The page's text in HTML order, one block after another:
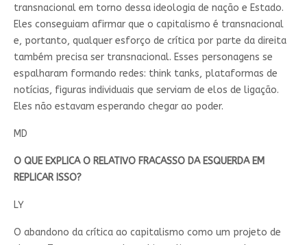
transnacional em torno dessa ideologia de nação e Estado.
Eles conseguiam afirmar que o capitalismo é transnacional
e, portanto, qualquer esforço de crítica por parte da direita
também precisa ser transnacional. Esses personagens se
espalharam formando redes: think tanks, plataformas de
notícias, figuras individuais que serviam de elos de ligação.
Eles não estavam esperando chegar ao poder.
MD
O QUE EXPLICA O RELATIVO FRACASSO DA ESQUERDA EM
REPLICAR ISSO?
LY
O abandono da crítica ao capitalismo como um projeto de